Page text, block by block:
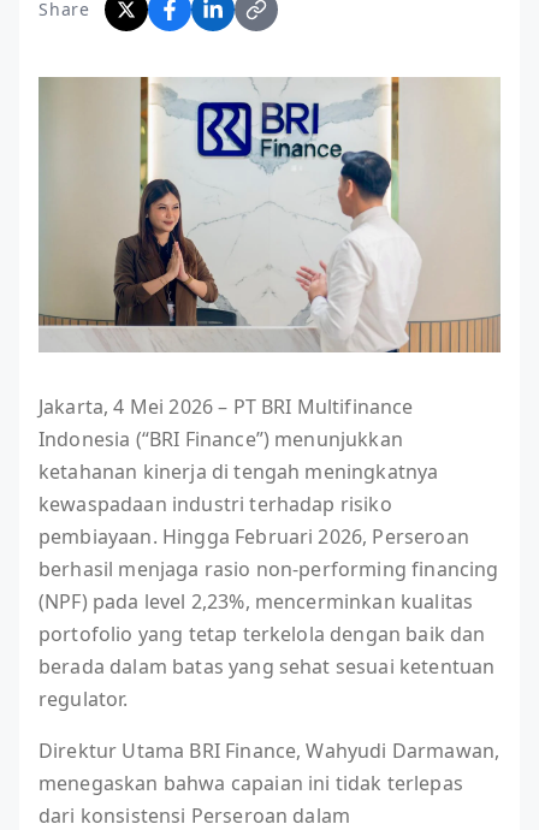
Share
Jakarta, 4 Mei 2026 – PT BRI Multifinance
Indonesia (“BRI Finance”) menunjukkan
ketahanan kinerja di tengah meningkatnya
kewaspadaan industri terhadap risiko
pembiayaan. Hingga Februari 2026, Perseroan
berhasil menjaga rasio non-performing financing
(NPF) pada level 2,23%, mencerminkan kualitas
portofolio yang tetap terkelola dengan baik dan
berada dalam batas yang sehat sesuai ketentuan
regulator.
Direktur Utama BRI Finance, Wahyudi Darmawan,
menegaskan bahwa capaian ini tidak terlepas
dari konsistensi Perseroan dalam